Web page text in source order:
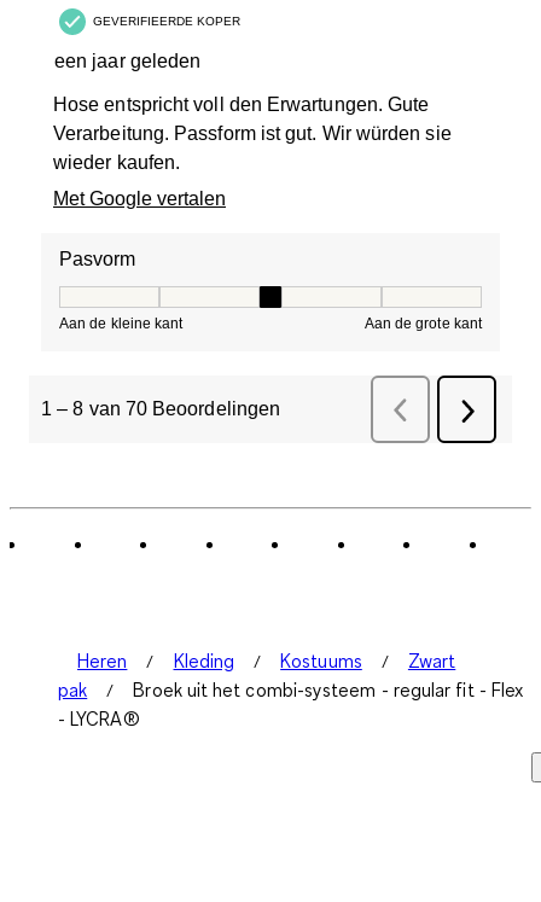
GEVERIFIEERDE KOPER
een jaar geleden
Hose entspricht voll den Erwartungen. Gute
Verarbeitung. Passform ist gut. Wir würden sie
wieder kaufen.
Met Google vertalen
Pasvorm
Aan de kleine kant Aan de grote kant
1 – 8 van 70 Beoordelingen Vorige
Heren Kleding Kostuums
Zwart
pak
Broek uit het combi-systeem - regular fit - Flex
- LYCRA®